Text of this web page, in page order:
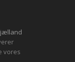
vores